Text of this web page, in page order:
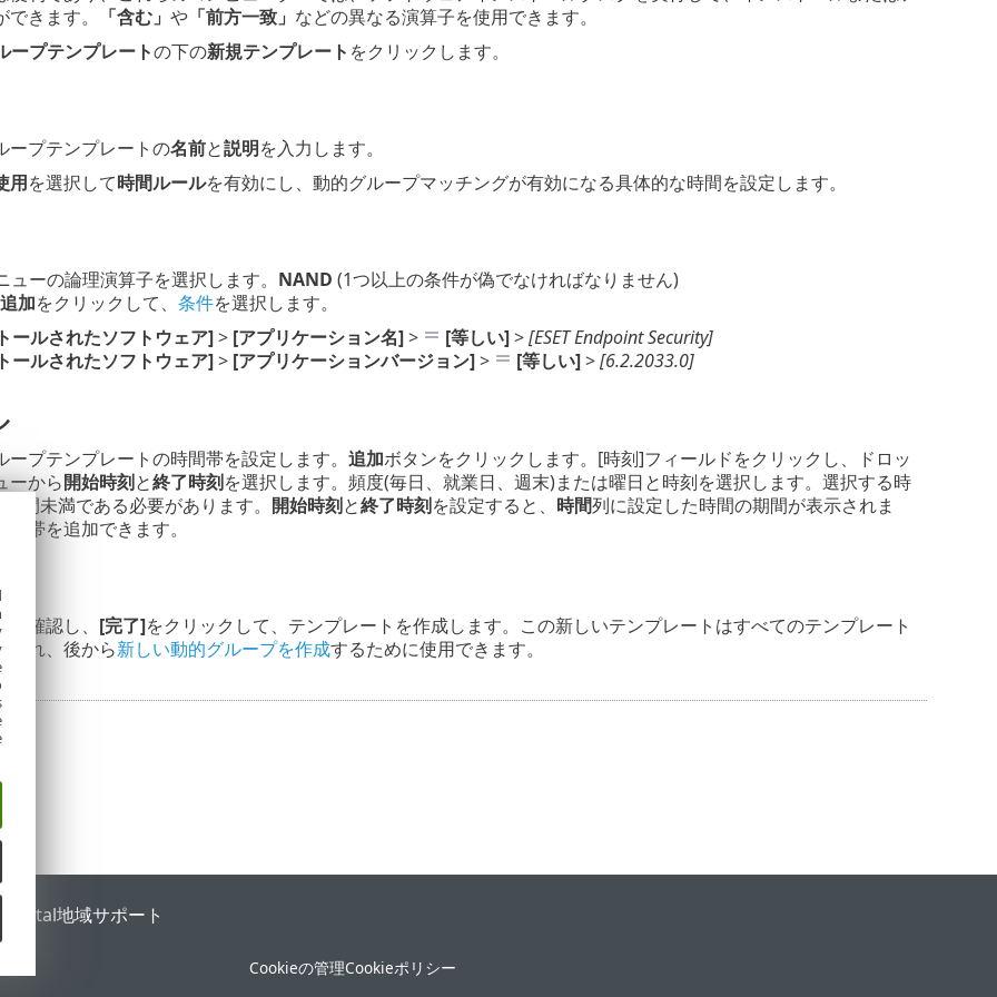
きます。
「含む」 や「前方一致」 などの異なる演算子を使用できます。
ープテンプレートの下の新規テンプレート をクリックします。
ープテンプレートの名前と説明を入力します。
用を選択して時間ルールを有効にし、動的グループマッチングが有効になる具体的な時間を設定します。
ューの論理演算子を選択します。 NAND (1つ以上の条件が偽でなければなりません)
加をクリックして、 条件を選択します。
ールされたソフトウェア]> [アプリケーション名]> [等しい]>[ESET Endpoint Security]
ールされたソフトウェア]> [アプリケーションバージョン]> [等しい]>[6.2.2033.0]
プテンプレートの時間帯を設定します。 追加ボタンをクリックします。[時刻]フィールドをクリックし、ドロッ
ーから開始時刻と終了時刻を選択します。頻度(毎日、就業日、週末)または曜日と時刻を選択します。選択する時
間未満である必要があります。 開始時刻と終了時刻を設定すると、 時間列に設定した時間の期間が表示されま
帯を追加できます。
確認し、 [完了]をクリックして、テンプレートを作成します。この新しいテンプレートはすべてのテンプレート
され、後から新しい動的グループを作成するために使用できます。
Portal地域サポート
Cookieの管理Cookieポリシー